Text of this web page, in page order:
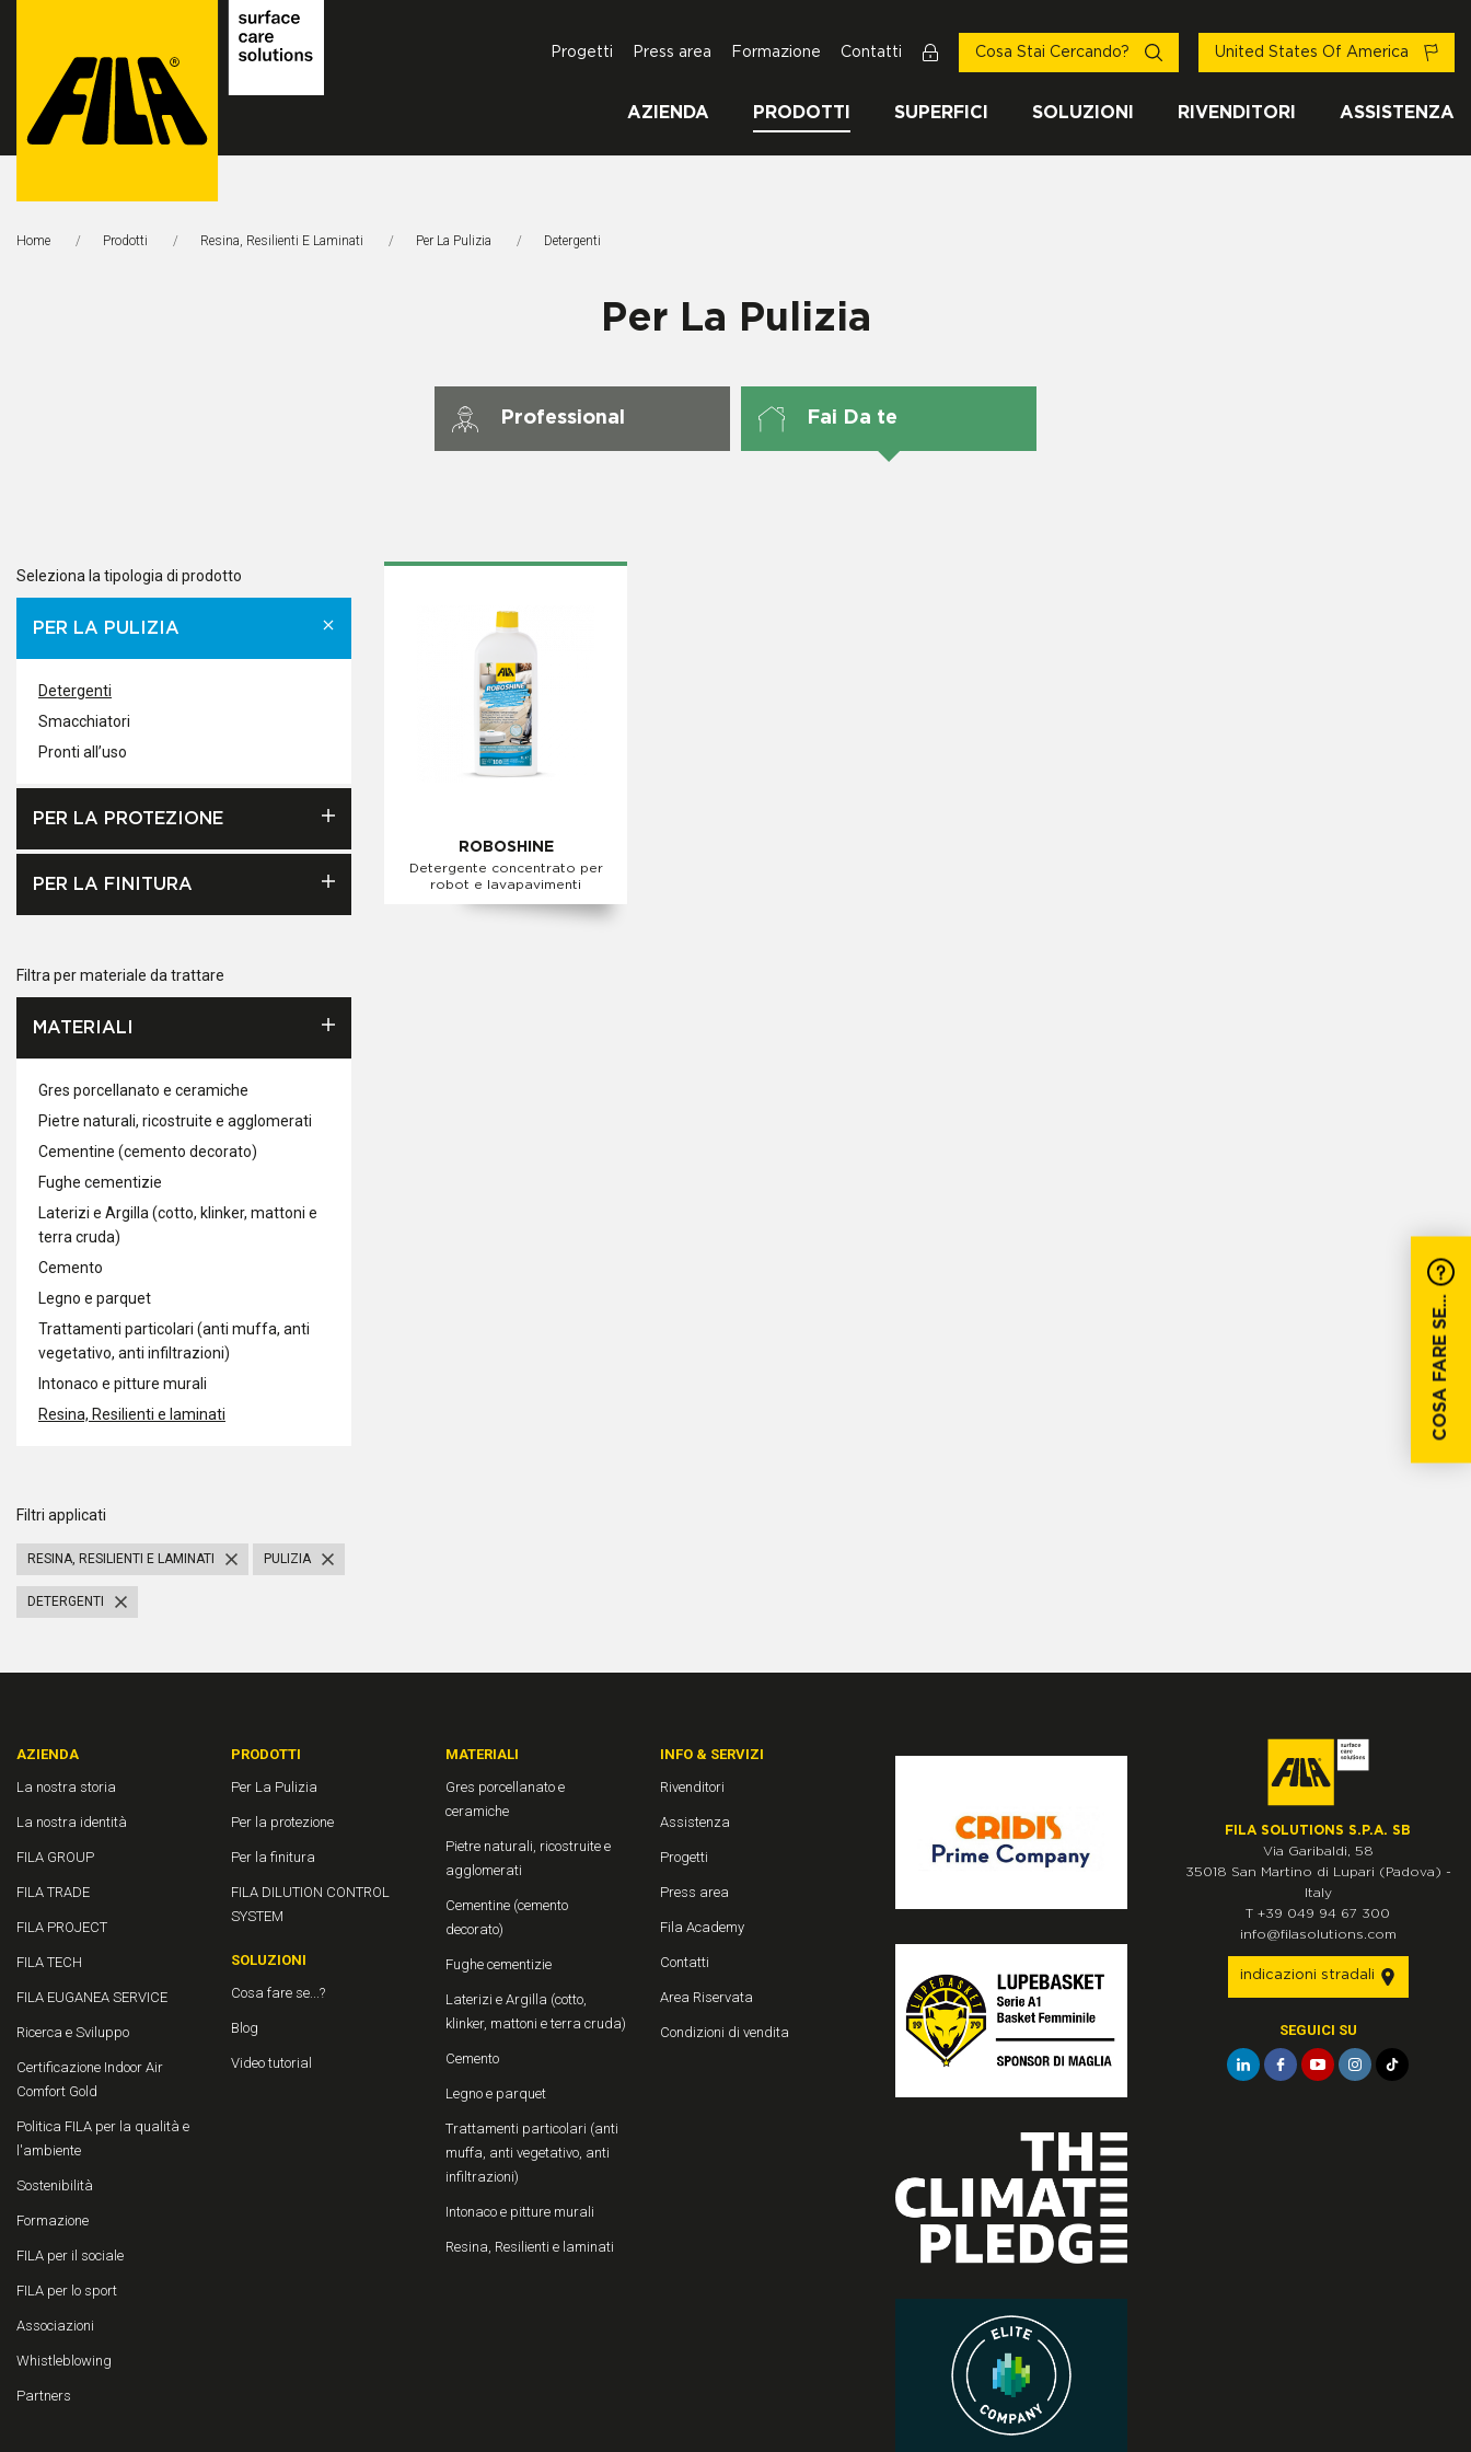
Solutions
AZIENDA PRODOTTI SUPERFICI SOLUZIONI RIVENDITORI ASSISTENZA
Progetti Press area Formazione Contatti Cosa Stai Cercando? United States Of America
COSA FARE SE...
Home Prodotti Resina, Resilienti E Laminati Per La Pulizia Pagina Corrente:
Detergenti
Per La Pulizia
Professional Fai Da te
Seleziona la tipologia di prodotto
PER LA PULIZIA
Detergenti
Smacchiatori
Pronti all’uso
PER LA PROTEZIONE
PER LA FINITURA
Filtra per materiale da trattare
MATERIALI
Gres porcellanato e ceramiche
Pietre naturali, ricostruite e agglomerati
Cementine (cemento decorato)
Fughe cementizie
Laterizi e Argilla (cotto, klinker, mattoni e
terra cruda)
Cemento
Legno e parquet
Trattamenti particolari (anti muffa, anti
vegetativo, anti infiltrazioni)
Intonaco e pitture murali
Resina, Resilienti e laminati
Filtri applicati
RESINA, RESILIENTI E LAMINATI PULIZIA
DETERGENTI
ROBOSHINE
Detergente concentrato per
robot e lavapavimenti
AZIENDA
La nostra storia
La nostra identità
FILA GROUP
FILA TRADE
FILA PROJECT
FILA TECH
FILA EUGANEA SERVICE
Ricerca e Sviluppo
Certificazione Indoor Air
Comfort Gold
Politica FILA per la qualità e
l'ambiente
Sostenibilità
Formazione
FILA per il sociale
FILA per lo sport
Associazioni
Whistleblowing
Partners
PRODOTTI
Per La Pulizia
Per la protezione
Per la finitura
FILA DILUTION CONTROL
SYSTEM
SOLUZIONI
Cosa fare se...?
Blog
Video tutorial
MATERIALI
Gres porcellanato e
ceramiche
Pietre naturali, ricostruite e
agglomerati
Cementine (cemento
decorato)
Fughe cementizie
Laterizi e Argilla (cotto,
klinker, mattoni e terra cruda)
Cemento
Legno e parquet
Trattamenti particolari (anti
muffa, anti vegetativo, anti
infiltrazioni)
Intonaco e pitture murali
Resina, Resilienti e laminati
INFO & SERVIZI
Rivenditori
Assistenza
Progetti
Press area
Fila Academy
Contatti
Area Riservata
Condizioni di vendita
FILA SOLUTIONS S.P.A. SB
Via Garibaldi, 58
35018 San Martino di Lupari (Padova) -
Italy
T +39 049 94 67 300
info@filasolutions.com
indicazioni stradali
SEGUICI SU